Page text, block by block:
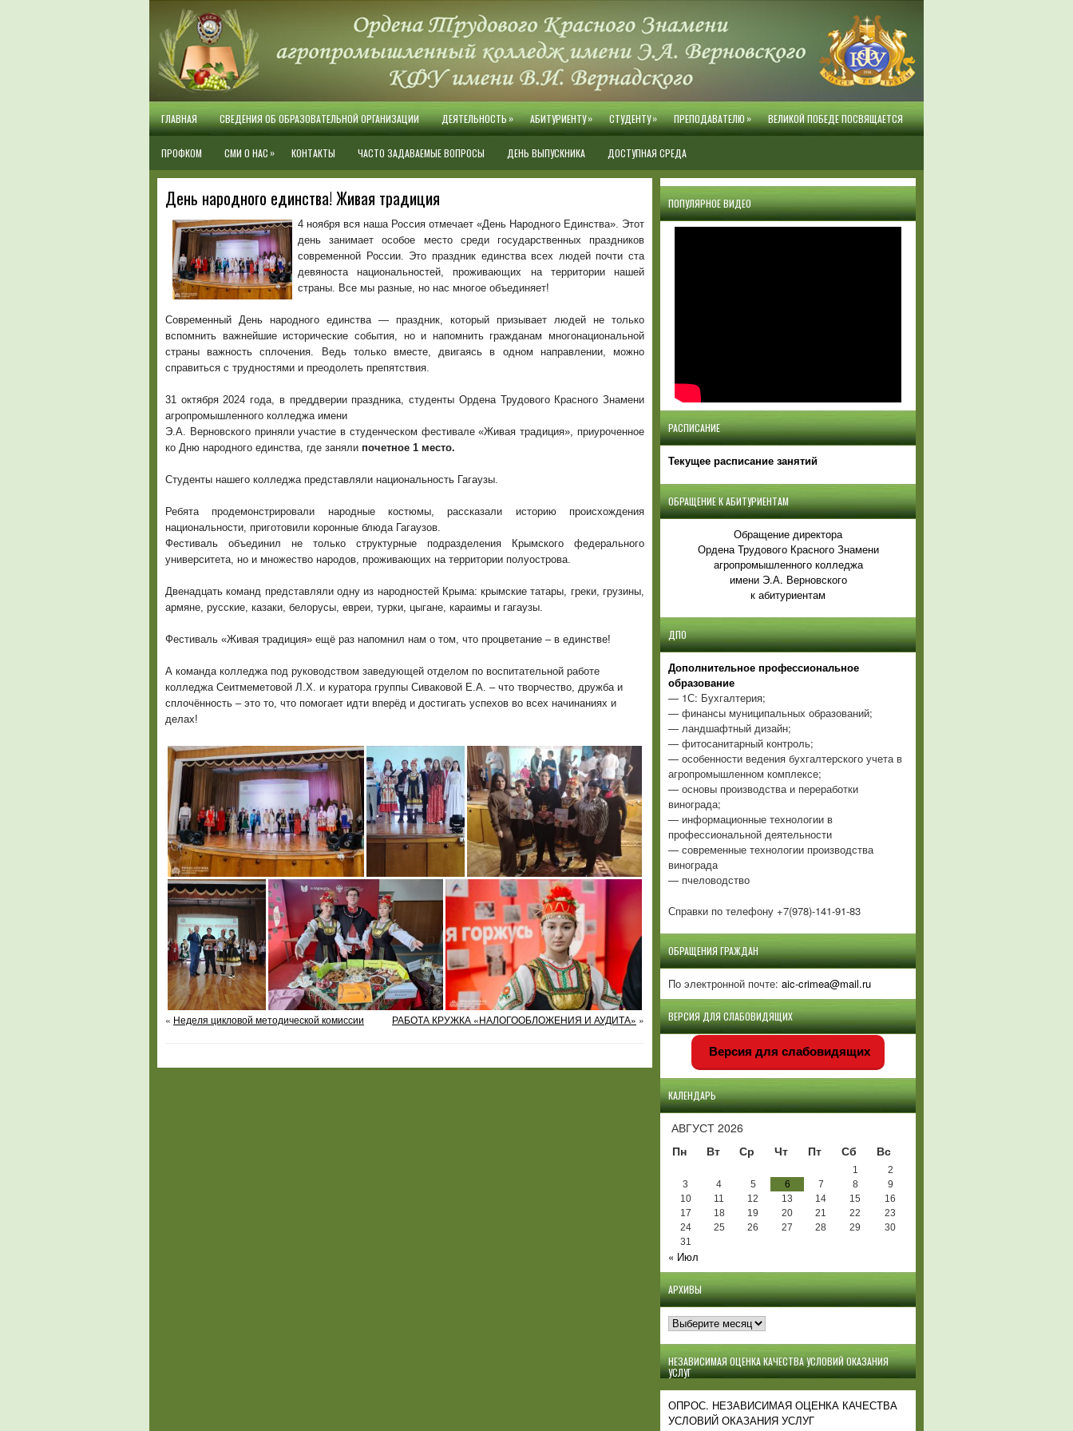
ГЛАВНАЯ СВЕДЕНИЯ ОБ ОБРАЗОВАТЕЛЬНОЙ ОРГАНИЗАЦИИ ДЕЯТЕЛЬНОСТЬ» АБИТУРИЕНТУ» СТУДЕНТУ» ПРЕПОДАВАТЕЛЮ» ВЕЛИКОЙ ПОБЕДЕ ПОСВЯЩАЕТСЯ
ПРОФКОМ СМИ О НАС » КОНТАКТЫ ЧАСТО ЗАДАВАЕМЫЕ ВОПРОСЫ ДЕНЬ ВЫПУСКНИКА ДОСТУПНАЯ СРЕДА
День народного единства! Живая традиция
4 ноября вся наша Россия отмечает «День Народного Единства». Этот
день занимает особое место среди государственных праздников
современной России. Это праздник единства всех людей почти ста
девяноста национальностей, проживающих на территории нашей
страны. Все мы разные, но нас многое объединяет!
Современный День народного единства — праздник, который призывает людей не только
вспомнить важнейшие исторические события, но и напомнить гражданам многонациональной
страны важность сплочения. Ведь только вместе, двигаясь в одном направлении, можно
справиться с трудностями и преодолеть препятствия.
31 октября 2024 года, в преддверии праздника, студенты Ордена Трудового Красного Знамени
агропромышленного колледжа имени
Э.А. Верновского приняли участие в студенческом фестивале «Живая традиция», приуроченное
ко Дню народного единства, где заняли почетное 1 место.
Студенты нашего колледжа представляли национальность Гагаузы.
Ребята продемонстрировали народные костюмы, рассказали историю происхождения
национальности, приготовили коронные блюда Гагаузов.
Фестиваль объединил не только структурные подразделения Крымского федерального
университета, но и множество народов, проживающих на территории полуострова.
Двенадцать команд представляли одну из народностей Крыма: крымские татары, греки, грузины,
армяне, русские, казаки, белорусы, евреи, турки, цыгане, караимы и гагаузы.
Фестиваль «Живая традиция» ещё раз напомнил нам о том, что процветание – в единстве!
А команда колледжа под руководством заведующей отделом по воспитательной работе
колледжа Сеитмеметовой Л.Х. и куратора группы Сиваковой Е.А. – что творчество, дружба и
сплочённость – это то, что помогает идти вперёд и достигать успехов во всех начинаниях и
делах!
« Неделя цикловой методической комиссии РАБОТА КРУЖКА «НАЛОГООБЛОЖЕНИЯ И АУДИТА» »
ПОПУЛЯРНОЕ ВИДЕО
РАСПИСАНИЕ
Текущее расписание занятий
ОБРАЩЕНИЕ К АБИТУРИЕНТАМ
Обращение директора
Ордена Трудового Красного Знамени
агропромышленного колледжа
имени Э.А. Верновского
к абитуриентам
ДПО
Дополнительное профессиональное
образование
— 1С: Бухгалтерия;
— финансы муниципальных образований;
— ландшафтный дизайн;
— фитосанитарный контроль;
— особенности ведения бухгалтерского учета в
агропромышленном комплексе;
— основы производства и переработки
винограда;
— информационные технологии в
профессиональной деятельности
— современные технологии производства
винограда
— пчеловодство
Справки по телефону +7(978)-141-91-83
ОБРАЩЕНИЯ ГРАЖДАН
По электронной почте: aic-crimea@mail.ru
ВЕРСИЯ ДЛЯ СЛАБОВИДЯЩИХ
Версия для слабовидящих
КАЛЕНДАРЬ
АВГУСТ 2026
Пн
Вт Ср Чт Пт Сб Вс
1
2
3
4 5 6 7 8
9
10
11 12 13 14 15
16
17
18 19 20 21 22
23
24
25 26 27 28 29
30
31
« Июл
АРХИВЫ
Архивы
НЕЗАВИСИМАЯ ОЦЕНКА КАЧЕСТВА УСЛОВИЙ ОКАЗАНИЯ
УСЛУГ
ОПРОС. НЕЗАВИСИМАЯ ОЦЕНКА КАЧЕСТВА
УСЛОВИЙ ОКАЗАНИЯ УСЛУГ